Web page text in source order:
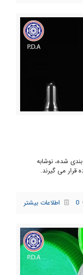
شده، نوشابه
قرار می گیرند.
0 اطلاعات بیشتر